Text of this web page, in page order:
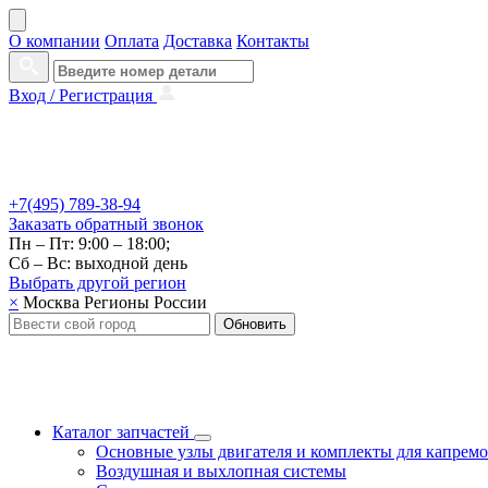
О компании Оплата Доставка Контакты
Вход /Регистрация
+7(495) 789-38-94
Заказать обратный звонок
Пн – Пт: 9:00 – 18:00;
Сб – Вс: выходной день
Выбрать другой регион
× Москва Регионы России
Обновить
Каталог запчастей
Основные узлы двигателя и комплекты для
Воздушная и выхлопная системы